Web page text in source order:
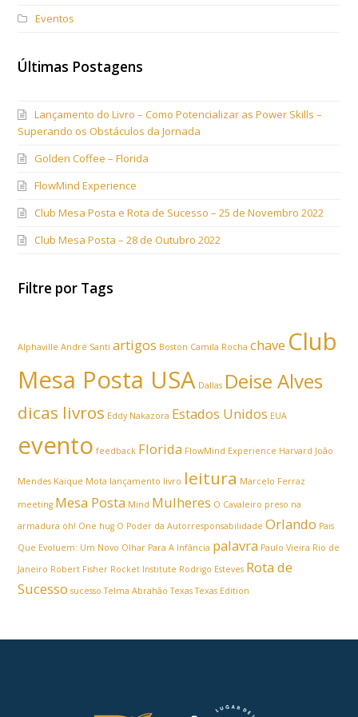
Eventos
Últimas Postagens
Lançamento do Livro – Como Potencializar as Power Skills –
Superando os Obstáculos da Jornada
Golden Coffee – Florida
FlowMind Experience
Club Mesa Posta e Rota de Sucesso – 25 de Novembro 2022
Club Mesa Posta – 28 de Outubro 2022
Filtre por Tags
Alphaville André Santi artigos Boston Camila Rocha chave Club
Mesa Posta USA Dallas Deise Alves
dicas livros Eddy Nakazora Estados Unidos EUA
evento feedback Florida FlowMind Experience Harvard João
Mendes Kaique Mota lançamento livro leitura Marcelo Ferraz
meeting Mesa Posta Mind Mulheres O Cavaleiro preso na
armadura oh! One hug O Poder da Autorresponsabilidade Orlando Pais
Que Evoluem: Um Novo Olhar Para A Infância palavra Paulo Vieira Rio de
Janeiro Robert Fisher Rocket Institute Rodrigo Esteves Rota de
Sucesso sucesso Telma Abrahão Texas Texas Edition